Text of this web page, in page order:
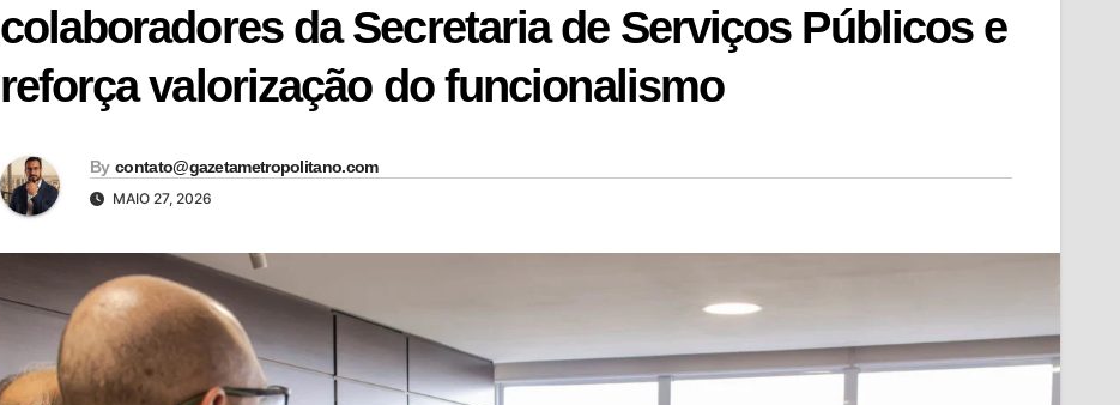
colaboradores da Secretaria de Serviços Públicos e
reforça valorização do funcionalismo
By contato@gazetametropolitano.com
MAIO 27, 2026